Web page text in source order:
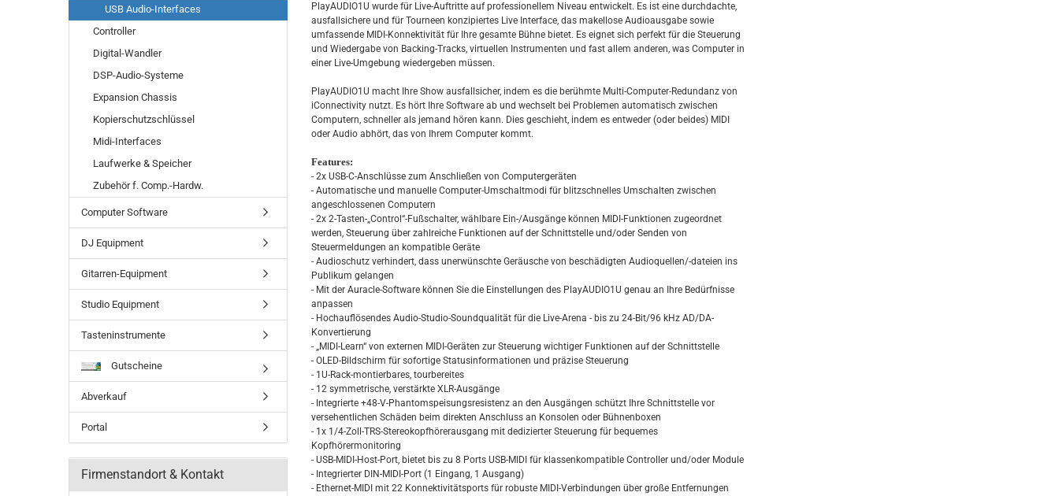
PlayAUDIO1U wurde für Live-Auftritte auf professionellem Niveau entwickelt. Es ist eine durchdachte,
ausfallsichere und für Tourneen konzipiertes Live Interface, das makellose Audioausgabe sowie
umfassende MIDI-Konnektivität für Ihre gesamte Bühne bietet. Es eignet sich perfekt für die Steuerung
und Wiedergabe von Backing-Tracks, virtuellen Instrumenten und fast allem anderen, was Computer in
einer Live-Umgebung wiedergeben müssen.
PlayAUDIO1U macht Ihre Show ausfallsicher, indem es die berühmte Multi-Computer-Redundanz von
iConnectivity nutzt. Es hört Ihre Software ab und wechselt bei Problemen automatisch zwischen
Computern, schneller als jemand hören kann. Dies geschieht, indem es entweder (oder beides) MIDI
oder Audio abhört, das von Ihrem Computer kommt.
Features:
- 2x USB-C-Anschlüsse zum Anschließen von Computergeräten
- Automatische und manuelle Computer-Umschaltmodi für blitzschnelles Umschalten zwischen
angeschlossenen Computern
- 2x 2-Tasten-„Control“-Fußschalter, wählbare Ein-/Ausgänge können MIDI-Funktionen zugeordnet
werden, Steuerung über zahlreiche Funktionen auf der Schnittstelle und/oder Senden von
Steuermeldungen an kompatible Geräte
- Audioschutz verhindert, dass unerwünschte Geräusche von beschädigten Audioquellen/-dateien ins
Publikum gelangen
- Mit der Auracle-Software können Sie die Einstellungen des PlayAUDIO1U genau an Ihre Bedürfnisse
anpassen
- Hochauflösendes Audio-Studio-Soundqualität für die Live-Arena - bis zu 24-Bit/96 kHz AD/DA-
Konvertierung
- „MIDI-Learn“ von externen MIDI-Geräten zur Steuerung wichtiger Funktionen auf der Schnittstelle
- OLED-Bildschirm für sofortige Statusinformationen und präzise Steuerung
- 1U-Rack-montierbares, tourbereites
- 12 symmetrische, verstärkte XLR-Ausgänge
- Integrierte +48-V-Phantomspeisungsresistenz an den Ausgängen schützt Ihre Schnittstelle vor
versehentlichen Schäden beim direkten Anschluss an Konsolen oder Bühnenboxen
- 1x 1/4-Zoll-TRS-Stereokopfhörerausgang mit dedizierter Steuerung für bequemes
Kopfhörermonitoring
- USB-MIDI-Host-Port, bietet bis zu 8 Ports USB-MIDI für klassenkompatible Controller und/oder Module
- Integrierter DIN-MIDI-Port (1 Eingang, 1 Ausgang)
- Ethernet-MIDI mit 22 Konnektivitätsports für robuste MIDI-Verbindungen über große Entfernungen
USB Audio-Interfaces
Controller
Digital-Wandler
DSP-Audio-Systeme
Expansion Chassis
Kopierschutzschlüssel
Midi-Interfaces
Laufwerke & Speicher
Zubehör f. Comp.-Hardw.
Computer Software
DJ Equipment
Gitarren-Equipment
Studio Equipment
Tasteninstrumente
Gutscheine
Abverkauf
Portal
Firmenstandort & Kontakt